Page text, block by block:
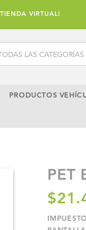
VIRTUAL!
PRODUCTOS
PET